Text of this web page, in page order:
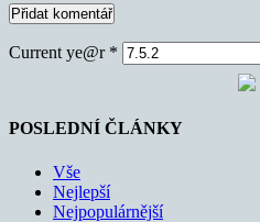
Current ye@r *
POSLEDNÍ ČLÁNKY
Vše
Nejlepší
Nejpopulárnější